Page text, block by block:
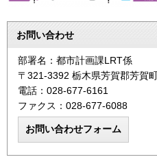
お問い合わせ
部署名：都市計画課LRT係
〒321-3392 栃木県芳賀郡芳賀
電話：028-677-6161
ファクス：028-677-6088